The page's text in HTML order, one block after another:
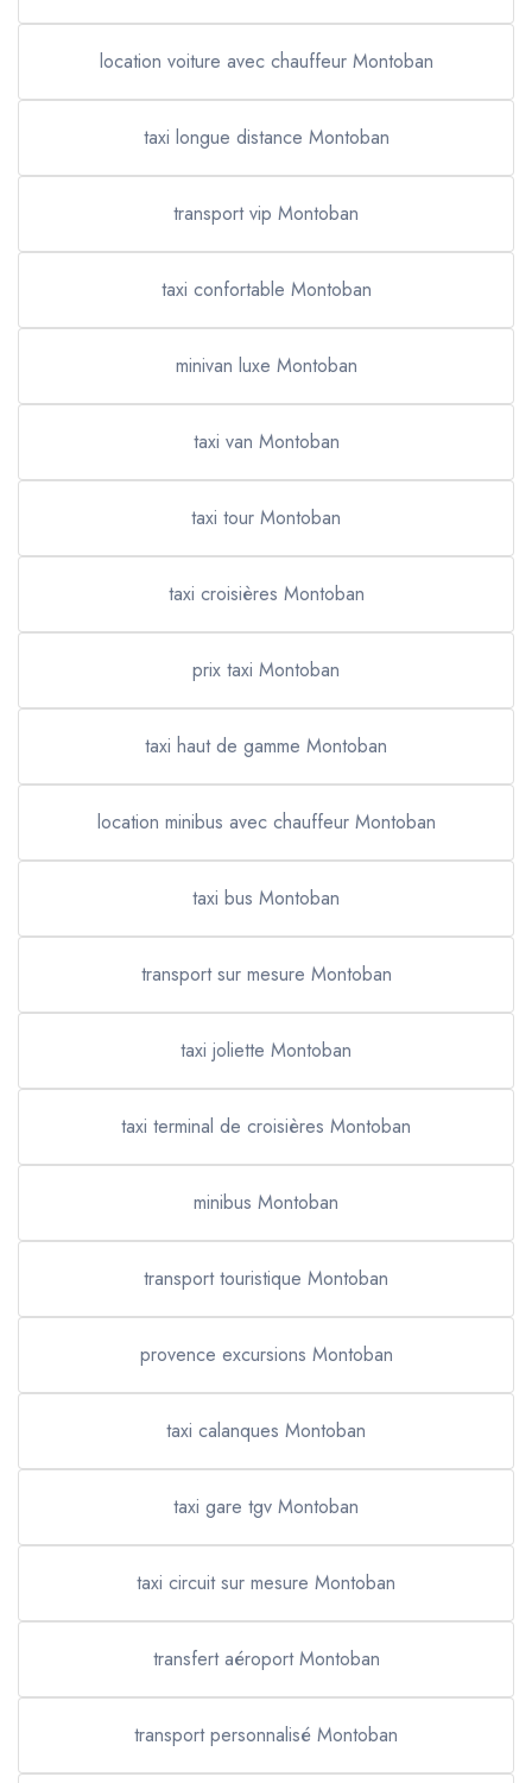
location voiture avec chauffeur Montoban
taxi longue distance Montoban
transport vip Montoban
taxi confortable Montoban
minivan luxe Montoban
taxi van Montoban
taxi tour Montoban
taxi croisières Montoban
prix taxi Montoban
taxi haut de gamme Montoban
location minibus avec chauffeur Montoban
taxi bus Montoban
transport sur mesure Montoban
taxi joliette Montoban
taxi terminal de croisières Montoban
minibus Montoban
transport touristique Montoban
provence excursions Montoban
taxi calanques Montoban
taxi gare tgv Montoban
taxi circuit sur mesure Montoban
transfert aéroport Montoban
transport personnalisé Montoban